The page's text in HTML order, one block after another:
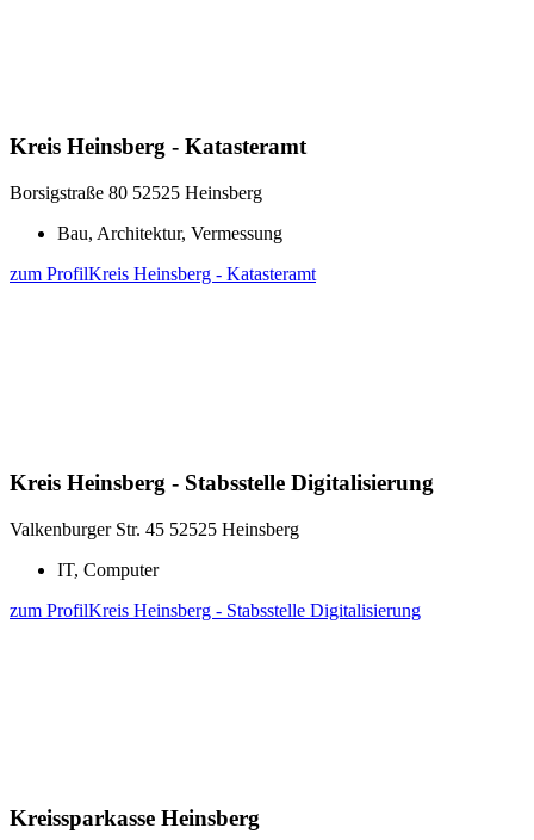
Kreis Heinsberg - Katasteramt
Borsigstraße 80 52525 Heinsberg
Bau, Architektur, Vermessung
zum ProfilKreis Heinsberg - Katasteramt
Kreis Heinsberg - Stabsstelle Digitalisierung
Valkenburger Str. 45 52525 Heinsberg
IT, Computer
zum ProfilKreis Heinsberg - Stabsstelle Digitalisierung
Kreissparkasse Heinsberg